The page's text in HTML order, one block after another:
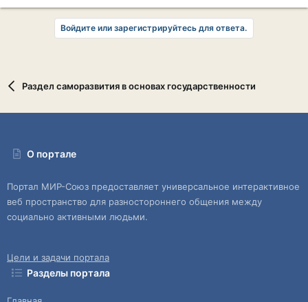
Войдите или зарегистрируйтесь для ответа.
Раздел саморазвития в основах государственности
О портале
Портал МИР-Союз предоставляет универсальное интерактивное
веб пространство для разностороннего общения между
социально активными людьми.
Цели и задачи портала
Разделы портала